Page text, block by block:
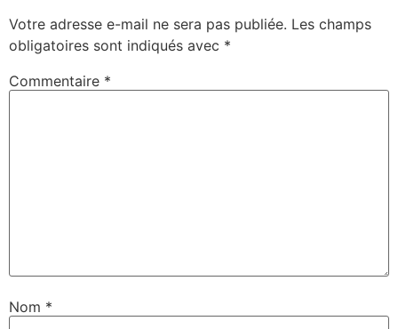
Votre adresse e-mail ne sera pas publiée. Les champs
obligatoires sont indiqués avec *
Commentaire *
Nom *